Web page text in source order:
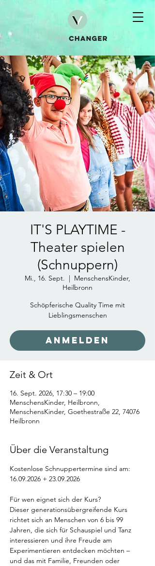
IT'S PLAYTIME -
Theater spielen
(Schnuppern)
Mi., 16. Sept.
  |
MenschensKinder,
Heilbronn
Schöpferische Quality Time mit
Lieblingsmenschen
Anmelden
Zeit & Ort
16. Sept. 2026, 17:30 – 19:00
MenschensKinder, Heilbronn,
MenschensKinder, Goethestraße 22, 74076
Heilbronn
Über die Veranstaltung
Kostenlose Schnuppertermine sind am:
16.09.2026 + 23.09.2026
Für wen eignet sich der Kurs?
Dieser generationsübergreifende Kurs
richtet sich an Menschen von 6 bis 99
Jahren, die sich für Schauspiel und Tanz
interessieren und ihre Freude am
Experimentieren entdecken möchten –
und das mit Familie, Freunden oder